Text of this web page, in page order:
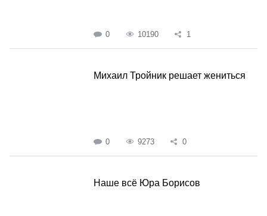
0 10190 1
Михаил Тройник решает жениться
0 9273 0
Наше всё Юра Борисов